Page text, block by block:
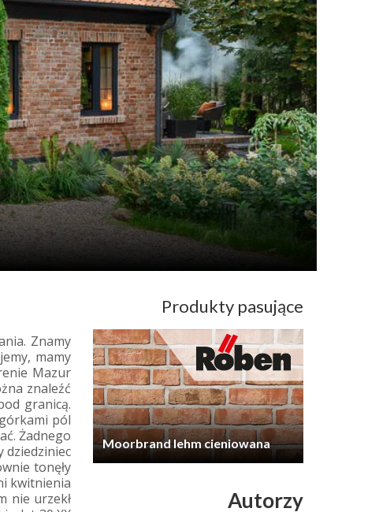
Znamy
mamy
Mazur
znaleźć
granicą.
pól
Żadnego
dziedziniec
tonęły
kwitnienia
nie urzekł
Produkty pasujące
Moorbrand lehm cieniowana
Autorzy